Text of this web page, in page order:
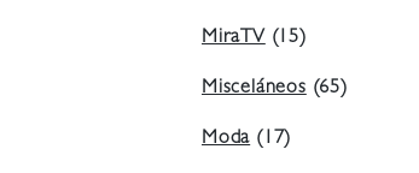
MiraTV(15)
Misceláneos(65)
Moda(17)